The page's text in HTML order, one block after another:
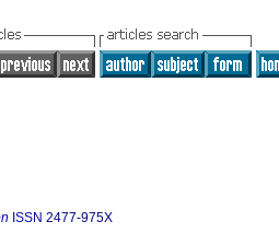
ISSN 2477-975X